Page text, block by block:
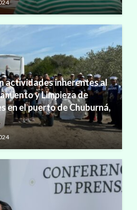
actividades inherentes al
y Limpieza de
en el puerto de Chuburná,